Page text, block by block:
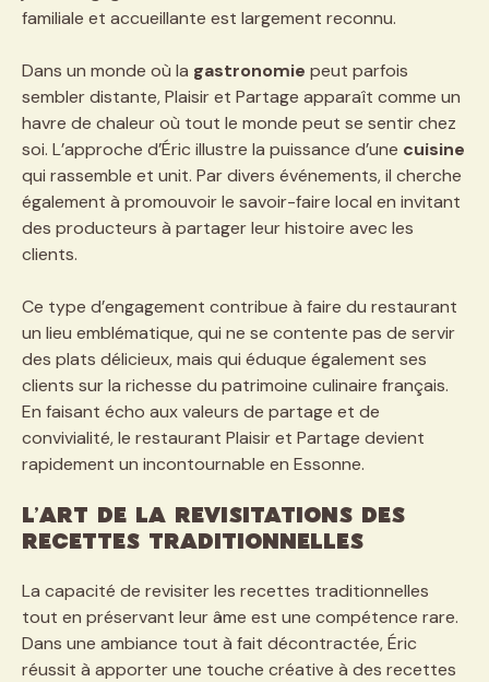
familiale et accueillante est largement reconnu.
Dans un monde où la gastronomie peut parfois
sembler distante, Plaisir et Partage apparaît comme un
havre de chaleur où tout le monde peut se sentir chez
soi. L’approche d’Éric illustre la puissance d’une cuisine
qui rassemble et unit. Par divers événements, il cherche
également à promouvoir le savoir-faire local en invitant
des producteurs à partager leur histoire avec les
clients.
Ce type d’engagement contribue à faire du restaurant
un lieu emblématique, qui ne se contente pas de servir
des plats délicieux, mais qui éduque également ses
clients sur la richesse du patrimoine culinaire français.
En faisant écho aux valeurs de partage et de
convivialité, le restaurant Plaisir et Partage devient
rapidement un incontournable en Essonne.
L’Art de la Revisitations des
Recettes Traditionnelles
La capacité de revisiter les recettes traditionnelles
tout en préservant leur âme est une compétence rare.
Dans une ambiance tout à fait décontractée, Éric
réussit à apporter une touche créative à des recettes